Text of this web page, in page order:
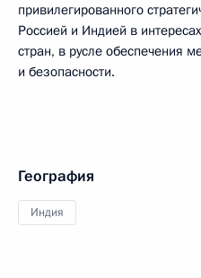
привилегированного
Россией и Индией в
стран, в русле обеспечения
и безопасности.
География
Индия